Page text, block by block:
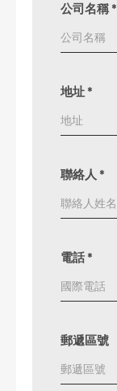
公司名稱 *
地址 *
聯絡人 *
電話 *
郵遞區號